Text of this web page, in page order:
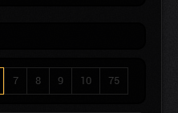
7 8 9 10 75